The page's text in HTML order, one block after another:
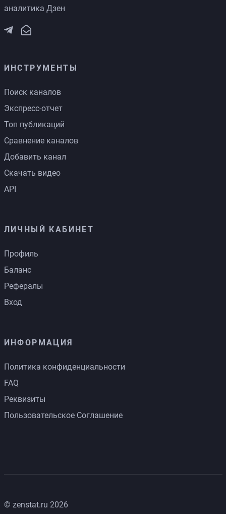
аналитика Дзен
ИНСТРУМЕНТЫ
Поиск каналов
Экспресс-отчет
Топ публикаций
Сравнение каналов
Добавить канал
Скачать видео
API
ЛИЧНЫЙ КАБИНЕТ
Профиль
Баланс
Рефералы
Вход
ИНФОРМАЦИЯ
Политика конфиденциальности
FAQ
Реквизиты
Пользовательское Соглашение
© zenstat.ru 2026